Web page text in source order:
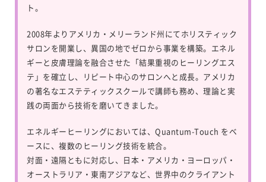
ト。
2008年よりアメリカ・メリーランド州にてホリスティック
サロンを開業し、異国の地でゼロから事業を構築。エネル
ギーと皮膚理論を融合させた「結果重視のヒーリングエス
テ」を確立し、リピート中心のサロンへと成長。アメリカ
の著名なエステティックスクールで講師も務め、理論と実
践の両面から技術を磨いてきました。
エネルギーヒーリングにおいては、 Quantum-Touch をベ
ースに、複数のヒーリング技術を統合。
対面・遠隔ともに対応し、日本・アメリカ・ヨーロッパ・
オーストラリア・東南アジアなど、世界中のクライアント